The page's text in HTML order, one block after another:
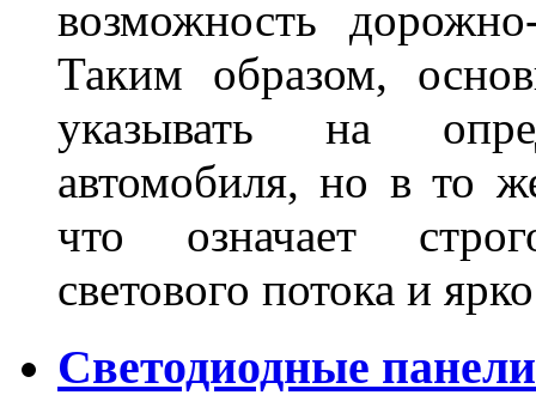
возможность
Таким образом,
указывать на
автомобиля, но в то
что означает
светового потока и
Светодиодные